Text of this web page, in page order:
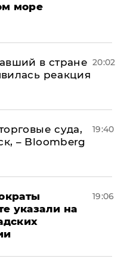
море
в стране
реакция
20:02
суда,
– Bloomberg
19:40
указали на
19:06